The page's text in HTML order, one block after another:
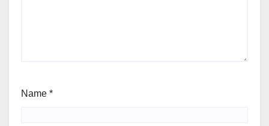
Name *